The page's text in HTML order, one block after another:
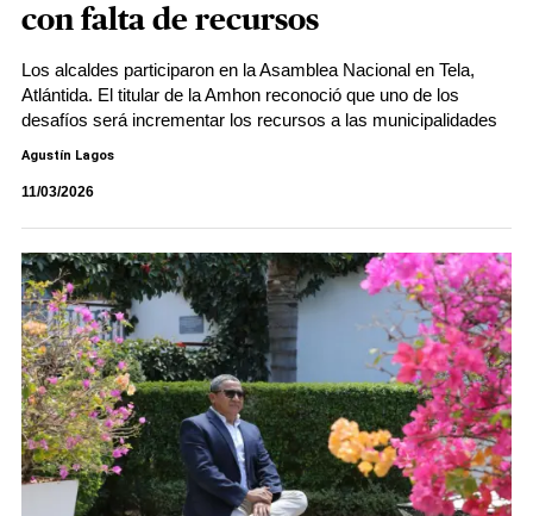
con falta de recursos
Los alcaldes participaron en la Asamblea Nacional en Tela,
Atlántida. El titular de la Amhon reconoció que uno de los
desafíos será incrementar los recursos a las municipalidades
Agustín Lagos
11/03/2026